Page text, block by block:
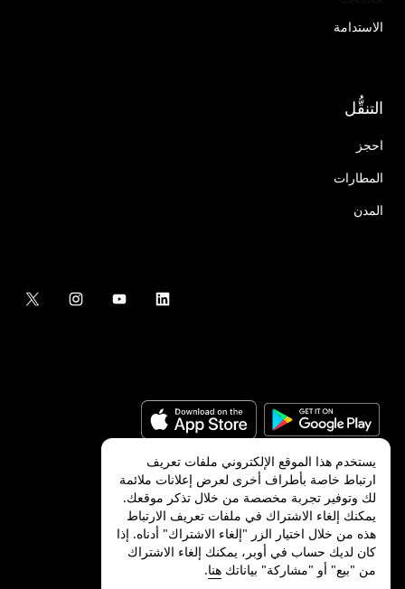
الاستدامة
التنقُّل
احجز
المطارات
المدن
©
2026شركة Uber Technologies, Inc.‎
يستخدم هذا الموقع الإلكتروني ملفات تعريف
ارتباط خاصة بأطراف أخرى لعرض إعلانات ملائمة
لك وتوفير تجربة مخصصة من خلال تذكر موقعك.
يمكنك إلغاء الاشتراك في ملفات تعريف الارتباط
هذه من خلال اختيار الزر "إلغاء الاشتراك" أدناه. إذا
كان لديك حساب في أوبر، يمكنك إلغاء الاشتراك
من "بيع" أو "مشاركة" بياناتك هنا.